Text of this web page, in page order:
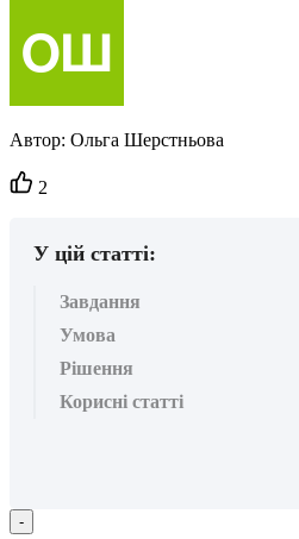
Автор: Ольга Шерстньова
Кількість
вподобайок:
2
У цій статті:
Завдання
Умова
Рішення
Корисні статті
-